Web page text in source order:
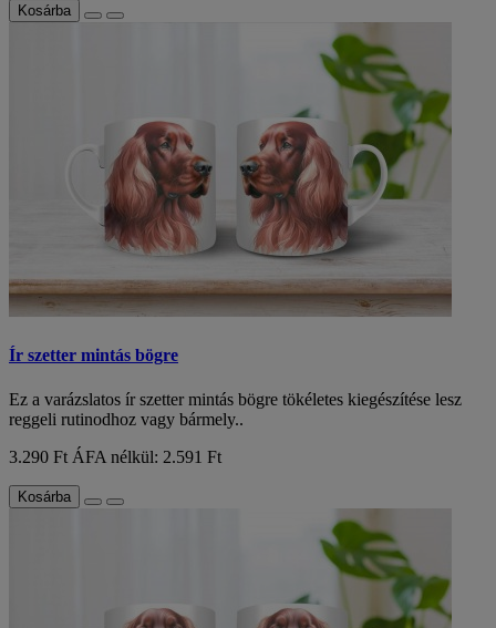
Kosárba
Ír szetter mintás bögre
Ez a varázslatos ír szetter mintás bögre tökéletes kiegészítése lesz
reggeli rutinodhoz vagy bármely..
3.290 Ft ÁFA nélkül: 2.591 Ft
Kosárba